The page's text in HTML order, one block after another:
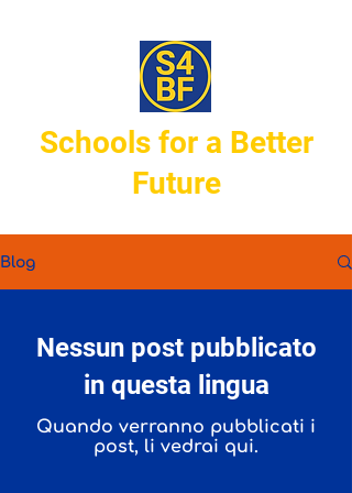
Schools for a Better
Future
Blog
Nessun post pubblicato
in questa lingua
Quando verranno pubblicati i
post, li vedrai qui.